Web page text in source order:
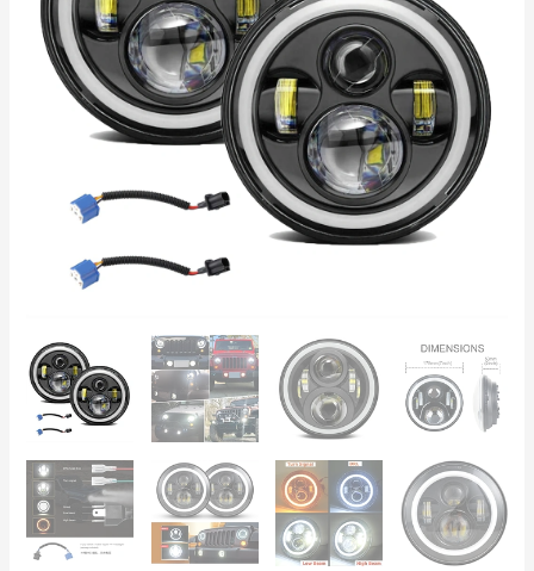
7000LM
IP68
Wrangler,
Nissan
motorna
kolesa